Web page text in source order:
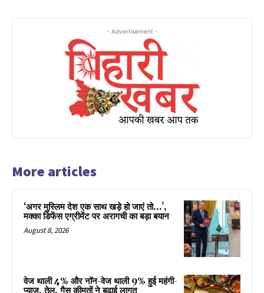
- Advertisement -
More articles
‘अगर मुस्लिम देश एक साथ खड़े हो जाएं तो…’,
मक्का डिफेंस एग्रीमेंट पर अरागची का बड़ा बयान
August 8, 2026
वेज थाली 4% और नॉन-वेज थाली 9% हुई महंगी-